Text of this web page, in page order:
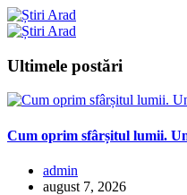
Ultimele postări
Cum oprim sfârșitul lumii.
admin
august 7, 2026